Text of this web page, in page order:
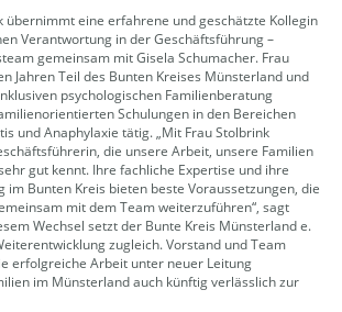
übernimmt eine erfahrene und geschätzte Kollegin
Verantwortung in der Geschäftsführung –
gemeinsam mit Gisela Schumacher. Frau
Jahren Teil des Bunten Kreises Münsterland und
psychologischen Familienberatung
Schulungen in den Bereichen
und Anaphylaxie tätig. „Mit Frau Stolbrink
die unsere Arbeit, unsere Familien
gut kennt. Ihre fachliche Expertise und ihre
im Bunten Kreis bieten beste Voraussetzungen, die
mit dem Team weiterzuführen“, sagt
Wechsel setzt der Bunte Kreis Münsterland e.
zugleich. Vorstand und Team
erfolgreiche Arbeit unter neuer Leitung
im Münsterland auch künftig verlässlich zur